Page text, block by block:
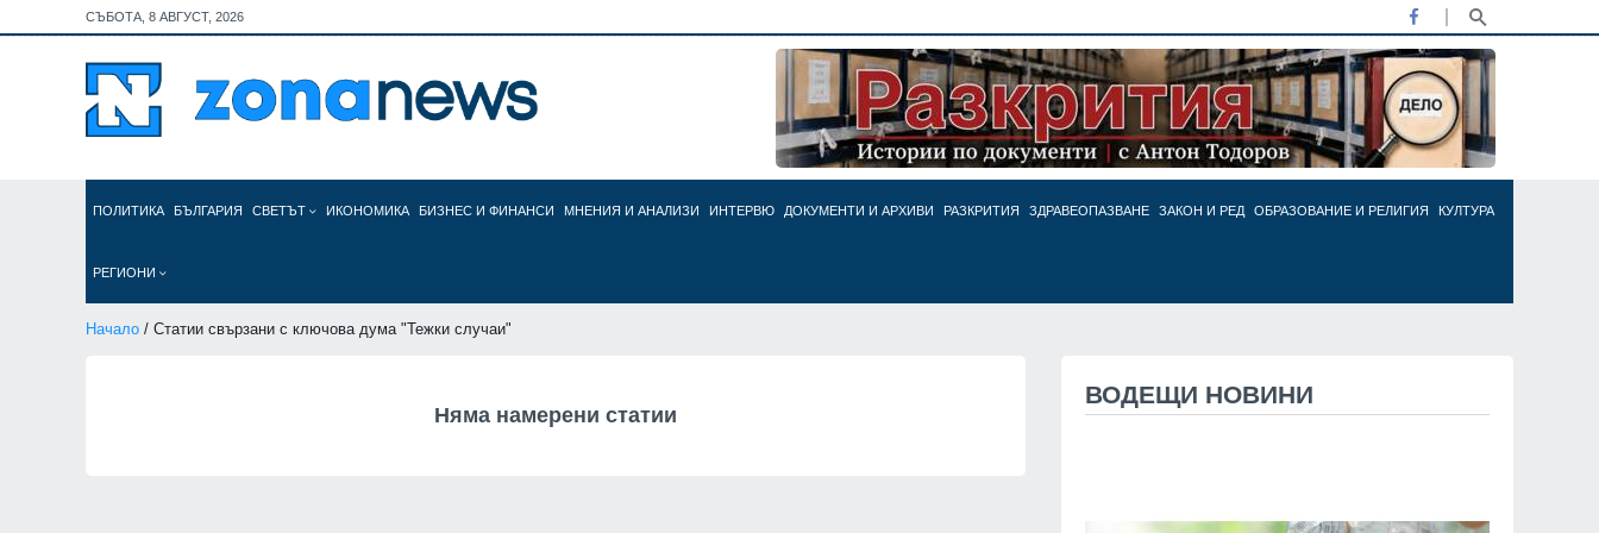
СЪБОТА, 8 АВГУСТ, 2026
ПОЛИТИКА БЪЛГАРИЯ СВЕТЪТ ИКОНОМИКА БИЗНЕС И ФИНАНСИ МНЕНИЯ И АНАЛИЗИ ИНТЕРВЮ ДОКУМЕНТИ И АРХИВИ РАЗКРИТИЯ ЗДРАВЕОПАЗВАНЕ ЗАКОН И РЕД ОБРАЗОВАНИЕ И РЕЛИГИЯ КУЛТУРА
РЕГИОНИ
Начало / Статии свързани с ключова дума "Тежки случаи"
Няма намерени статии
ВОДЕЩИ НОВИНИ